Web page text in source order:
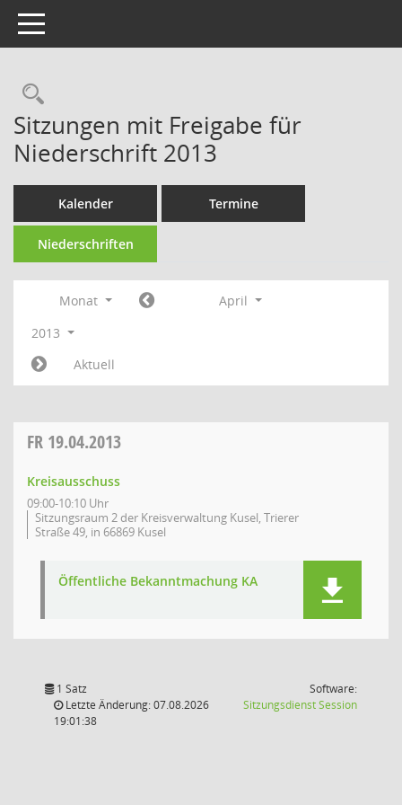
Toggle navigation
Rechercheauswahl
Sitzungen mit Freigabe für
Niederschrift 2013
Kalender Termine
Niederschriften
Monat
April
2013
Aktuell
FR 19.04.2013
Kreisausschuss
09:00-10:10 Uhr
Sitzungsraum 2 der Kreisverwaltung Kusel, Trierer
Straße 49, in 66869 Kusel
Öffentliche Bekanntmachung KA
1 Satz
Letzte Änderung: 07.08.2026
19:01:38
Software:
SitzungsdienstSession(Wird in